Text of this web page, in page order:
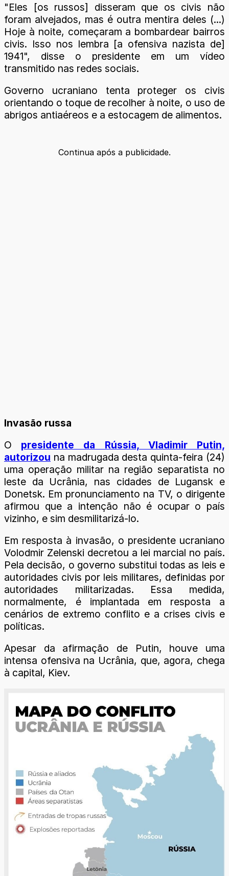
"Eles [os russos] disseram que os civis não
foram alvejados, mas é outra mentira deles (...)
Hoje à noite, começaram a bombardear bairros
civis. Isso nos lembra [a ofensiva nazista de]
1941", disse o presidente em um vídeo
transmitido nas redes sociais.
Governo ucraniano tenta proteger os civis
orientando o toque de recolher à noite, o uso de
abrigos antiaéreos e a estocagem de alimentos.
Continua após a publicidade.
Invasão russa
O presidente da Rússia, Vladimir Putin,
autorizou na madrugada desta quinta-feira (24)
uma operação militar na região separatista no
leste da Ucrânia, nas cidades de Lugansk e
Donetsk. Em pronunciamento na TV, o dirigente
afirmou que a intenção não é ocupar o país
vizinho, e sim desmilitarizá-lo.
Em resposta à invasão, o presidente ucraniano
Volodmir Zelenski decretou a lei marcial no país.
Pela decisão, o governo substitui todas as leis e
autoridades civis por leis militares, definidas por
autoridades militarizadas. Essa medida,
normalmente, é implantada em resposta a
cenários de extremo conflito e a crises civis e
políticas.
Apesar da afirmação de Putin, houve uma
intensa ofensiva na Ucrânia, que, agora, chega
à capital, Kiev.